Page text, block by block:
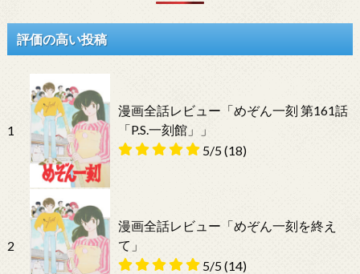
評価の高い投稿
1
漫画全話レビュー「めぞん一刻 第161話
「P.S.一刻館」」
5/5(18)
2
漫画全話レビュー「めぞん一刻を終え
て」
5/5(14)